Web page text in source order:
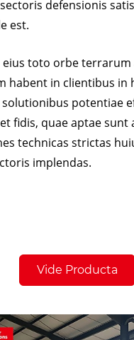
defensionis
est.
eius toto orbe
habent in clientibus in
potentiae
fidis, quae aptae sunt
technicas strictas
implendas.
Vide Producta